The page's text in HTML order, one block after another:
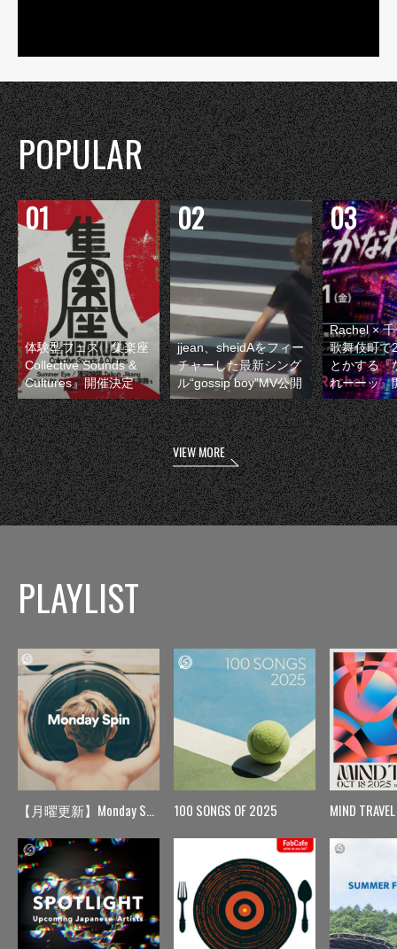
POPULAR
体験型フェス『集楽座
Collective Sounds &
Cultures』開催決定
jjean、sheidAをフィー
チャーした最新シング
ル“gossip boy”MV公開
Rachel ×
歌舞伎町で
とかする『
れーーッ』
VIEW MORE
PLAYLIST
【月曜更新】Monday Spin 100 SONGS OF 2025 MIND TRAVEL